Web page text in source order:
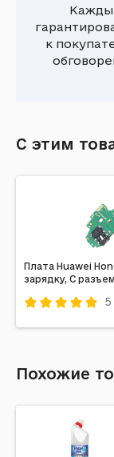
к
С этим
Плата Huawei
зарядку, С
5
Похожие